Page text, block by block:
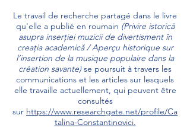
Le travail de recherche partagé dans le livre
qu'elle a publié en roumain (Privire istorică
asupra inserției muzicii de divertisment în
creația academică / Aperçu historique sur
l’insertion de la musique populaire dans la
création savante)se poursuit à travers les
communications et les articles sur lesquels
elle travaille actuellement, qui peuvent être
consultés
sur https://www.researchgate.net/profile/Ca
talina-Constantinovici.